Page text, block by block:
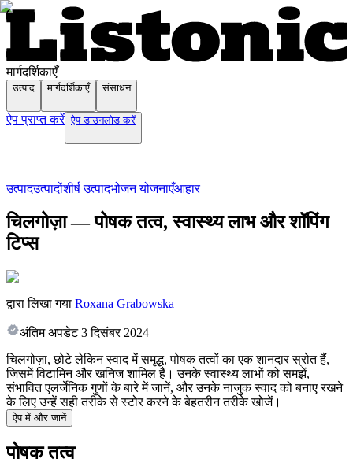
मार्गदर्शिकाएँ
उत्पाद मार्गदर्शिकाएँ संसाधन
ऐप प्राप्त करें ऐप डाउनलोड करें
उत्पादउत्पादोंशीर्ष उत्पादभोजन योजनाएँआहार
चिलगोज़ा — पोषक तत्व, स्वास्थ्य लाभ और शॉपिंग
टिप्स
द्वारा लिखा गया Roxana Grabowska
अंतिम अपडेट 3 दिसंबर 2024
चिलगोज़ा, छोटे लेकिन स्वाद में समृद्ध, पोषक तत्वों का एक शानदार स्रोत हैं,
जिसमें विटामिन और खनिज शामिल हैं। उनके स्वास्थ्य लाभों को समझें,
संभावित एलर्जेनिक गुणों के बारे में जानें, और उनके नाजुक स्वाद को बनाए रखने
के लिए उन्हें सही तरीके से स्टोर करने के बेहतरीन तरीके खोजें।
ऐप में और जानें
पोषक तत्व